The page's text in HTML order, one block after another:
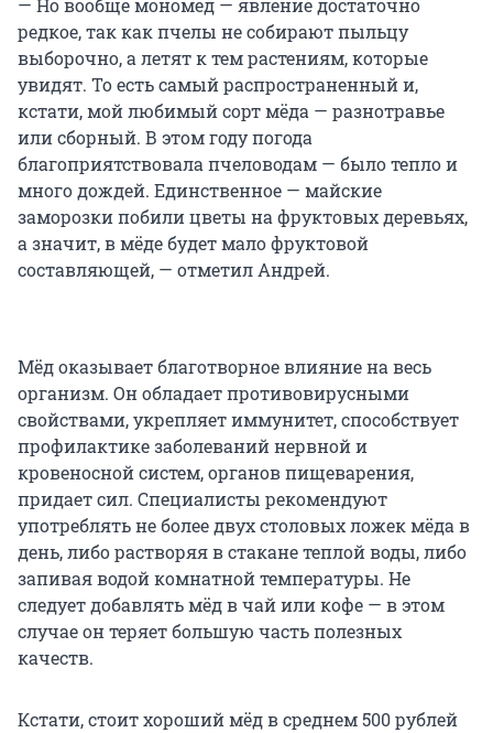
— Но вообще мономёд — явление достаточно
редкое, так как пчелы не собирают пыльцу
выборочно, а летят к тем растениям, которые
увидят. То есть самый распространенный и,
кстати, мой любимый сорт мёда — разнотравье
или сборный. В этом году погода
благоприятствовала пчеловодам — было тепло и
много дождей. Единственное — майские
заморозки побили цветы на фруктовых деревьях,
а значит, в мёде будет мало фруктовой
составляющей, — отметил Андрей.
Мёд оказывает благотворное влияние на весь
организм. Он обладает противовирусными
свойствами, укрепляет иммунитет, способствует
профилактике заболеваний нервной и
кровеносной систем, органов пищеварения,
придает сил. Специалисты рекомендуют
употреблять не более двух столовых ложек мёда в
день, либо растворяя в стакане теплой воды, либо
запивая водой комнатной температуры. Не
следует добавлять мёд в чай или кофе — в этом
случае он теряет большую часть полезных
качеств.
Кстати, стоит хороший мёд в среднем 500 рублей